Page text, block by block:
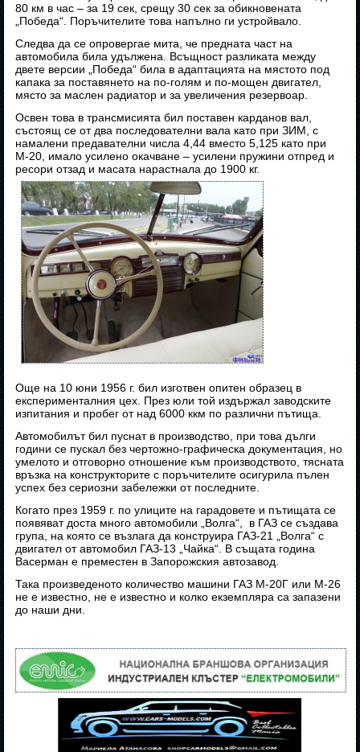
80 км в час – за 19 сек, срещу 30 сек за обикновената
„Победа“. Поръчителите това напълно ги устройвало.
Следва да се опровергае мита, че предната част на
автомобила била удължена. Всъщност разликата между
двете версии „Победа“ била в адаптацията на мястото под
капака за поставянето на по-голям и по-мощен двигател,
място за маслен радиатор и за увеличения резервоар.
Освен това в трансмисията бил поставен карданов вал,
състоящ се от два последователни вала като при ЗИМ, с
намалени предавателни числа 4,44 вместо 5,125 като при
М-20, имало усилено окачване – усилени пружини отпред и
ресори отзад и масата нарастнала до 1900 кг.
Още на 10 юни 1956 г. бил изготвен опитен образец в
експерименталния цех. През юли той издържал заводските
изпитания и пробег от над 6000 ккм по различни пътища.
Автомобилът бил пуснат в производство, при това дълги
години се пускал без чертожно-графическа документация, но
умелото и отговорно отношение към производството, тясната
връзка на конструкторите с поръчителите осигурила пълен
успех без сериозни забележки от последните.
Когато през 1959 г. по улиците на гарадовете и пътищата се
появяват доста много автомобили „Волга“, в ГАЗ се създава
група, на която се възлага да конструира ГАЗ-21 „Волга“ с
двигател от автомобил ГАЗ-13 „Чайка“. В същата година
Васерман е преместен в Запорожския автозавод.
Така произведеното количество машини ГАЗ М-20Г или М-26
не е известно, не е известно и колко екземпляра са запазени
до наши дни.